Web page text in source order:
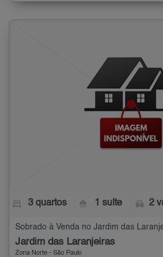
3 quartos 1 suíte 2
Jardim das Laranjeiras
Zona Norte - São Paulo